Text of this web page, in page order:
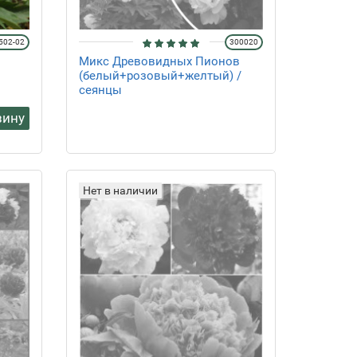
02
Микс Древовидных Пионов
(белый+розовый+желтый) /
сеянцы
300020
Нет в наличии